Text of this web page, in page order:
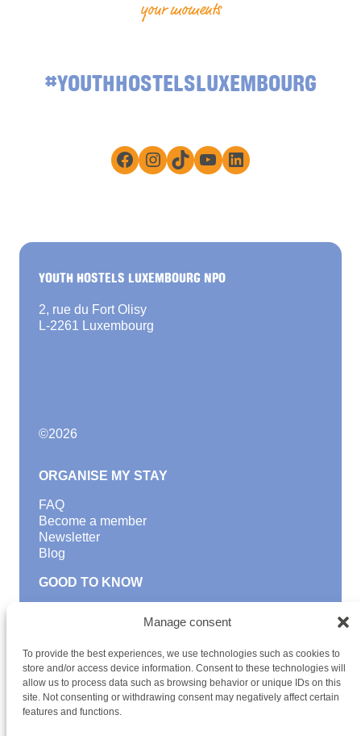
Manage consent
To provide the best experiences, we use technologies such as cookies to
store and/or access device information. Consent to these technologies will
allow us to process data such as browsing behavior or unique IDs on this
site. Not consenting or withdrawing consent may negatively affect certain
features and functions.
your moments
#YOUTHHOSTELSLUXEMBOURG
Facebook
Instagram
TikTokYouTube
LinkedIn
YOUTH HOSTELS LUXEMBOURG NPO
2, rue du Fort Olisy
L-2261 Luxembourg
©2026
ORGANISE MY STAY
FAQ
Become a member
Newsletter
Blog
GOOD TO KNOW
Teambuilding
Youth Hostels Luxembourg NPO
is a member of